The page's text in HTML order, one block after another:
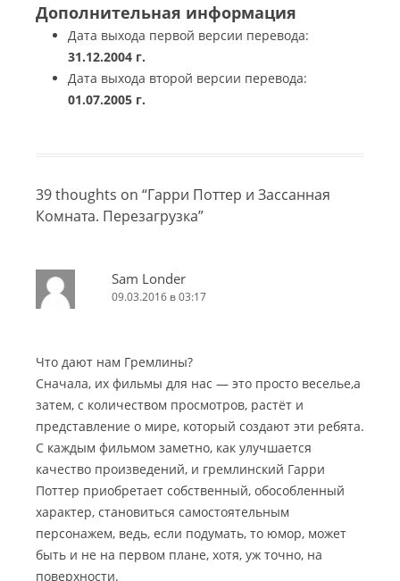
Дополнительная информация
Дата выхода первой версии перевода:
31.12.2004 г.
Дата выхода второй версии перевода:
01.07.2005 г.
39 thoughts on “Гарри Поттер и Зассанная
Комната. Перезагрузка”
Sam Londer
09.03.2016 в 03:17
Что дают нам Гремлины?
Сначала, их фильмы для нас — это просто веселье,а
затем, с количеством просмотров, растёт и
представление о мире, который создают эти ребята.
С каждым фильмом заметно, как улучшается
качество произведений, и гремлинский Гарри
Поттер приобретает собственный, обособленный
характер, становиться самостоятельным
персонажем, ведь, если подумать, то юмор, может
быть и не на первом плане, хотя, уж точно, на
поверхности.